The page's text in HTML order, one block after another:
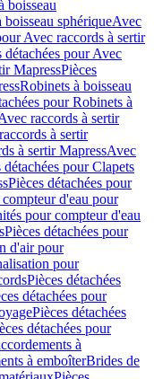
boisseau
boisseau sphériqueAvec
Avec raccords à sertir
détachées pour Avec
MapressPièces
Robinets à boisseau
pour Robinets à
raccords à sertir
à sertir
à sertir MapressAvec
détachées pour Clapets
Pièces détachées pour
d'eau pour
pour compteur d'eau
Pièces détachées pour
d'air pour
pour
Pièces détachées
détachées pour
Pièces détachées
détachées pour
à
à emboîterBrides de